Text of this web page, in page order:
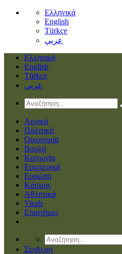
Ελληνικά
English
Türkçe
عربي
Ελληνικά
English
Türkçe
عربي
Αρχική
Πολιτική
Οικονομία
Βουλή
Κοινωνία
Εσωτερικά
Ευρώπη
Κόσμος
Αθλητικά
Virals
Επιστήμες
Σύνδεση